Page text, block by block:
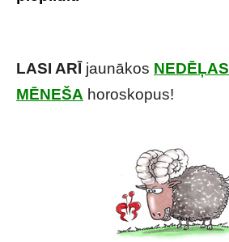
LASI ARĪ jaunākos NEDĒĻAS
MĒNEŠA horoskopus!